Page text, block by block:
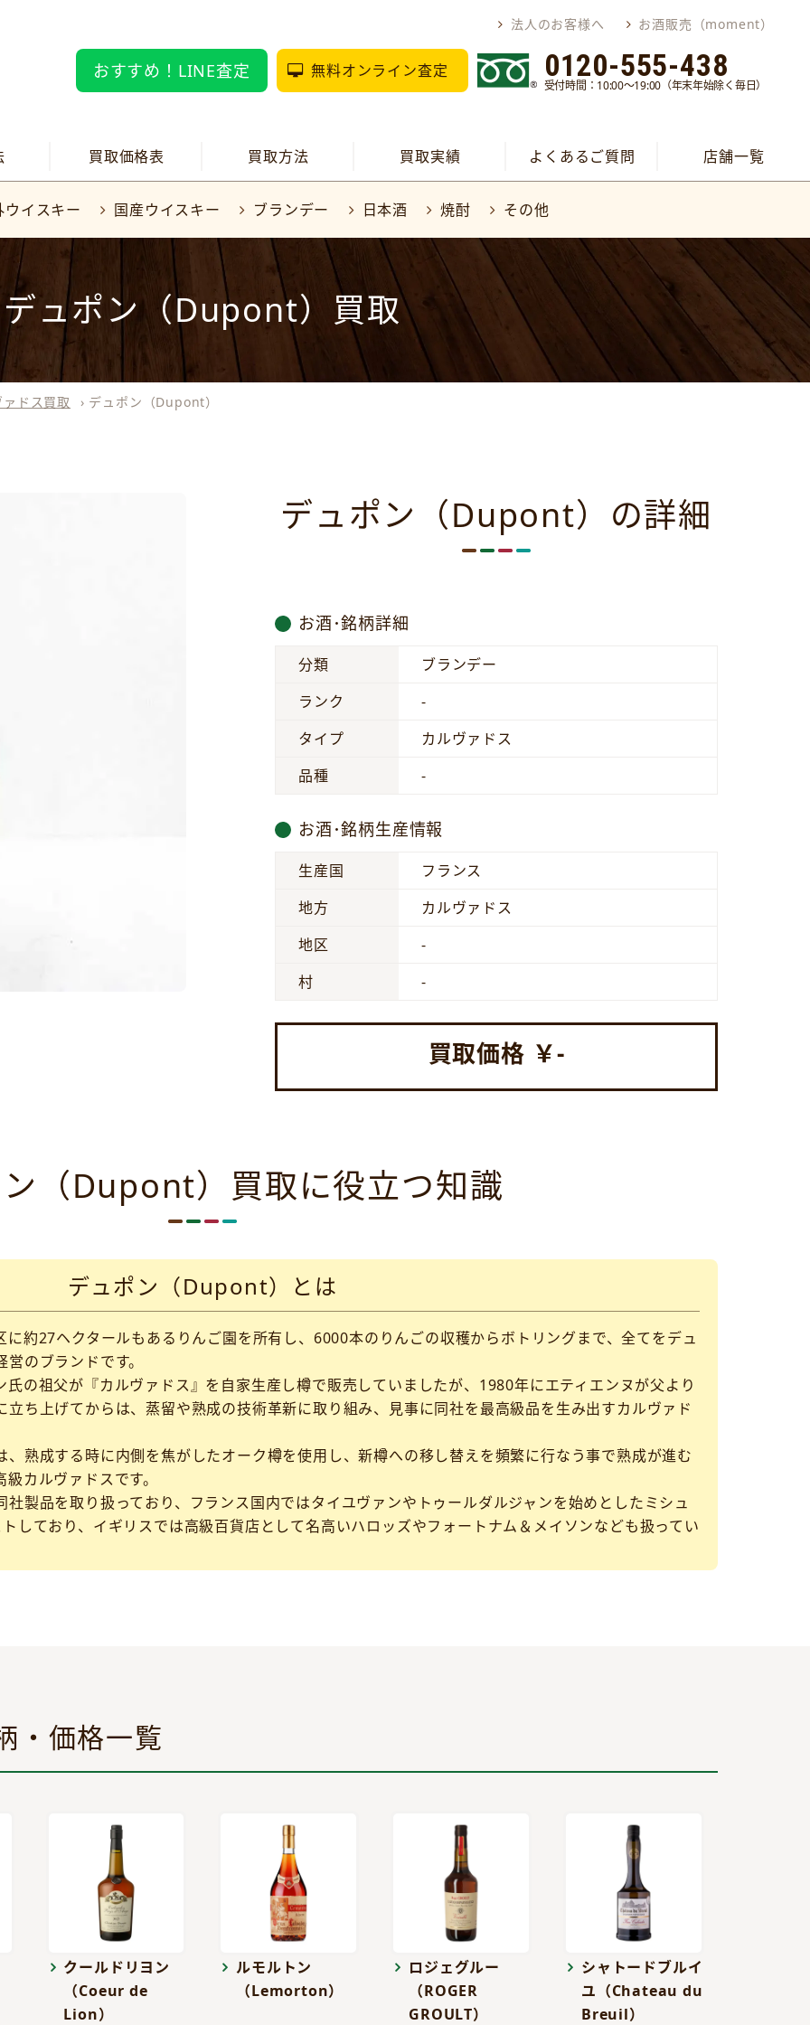
法人のお客様へ お酒販売（moment）
おすすめ！LINE査定 無料オンライン査定 0120-555-438
受付時間：10:00～19:00（年末年始除く毎日）
買取価格表 買取方法 買取実績 よくあるご質問 店舗一覧
ウイスキー 国産ウイスキー ブランデー 日本酒 焼酎 その他
デュポン（Dupont）買取
ドス買取 › デュポン（Dupont）
デュポン（Dupont）の詳細
お酒･銘柄詳細
分類
ブランデー
ランク
-
タイプ
カルヴァドス
品種
-
お酒･銘柄生産情報
生産国
フランス
地方
カルヴァドス
地区
-
村
-
買取価格 ￥-
（Dupont）買取に役立つ知識
デュポン（Dupont）とは
約27ヘクタールもあるりんご園を所有し、6000本のりんごの収穫からボトリングまで、全てをデュ
のブランドです。
の祖父が『カルヴァドス』を自家生産し樽で販売していましたが、1980年にエティエンヌが父より
ち上げてからは、蒸留や熟成の技術革新に取り組み、見事に同社を最高級品を生み出すカルヴァド
熟成する時に内側を焦がしたオーク樽を使用し、新樽への移し替えを頻繁に行なう事で熟成が進む
カルヴァドスです。
製品を取り扱っており、フランス国内ではタイユヴァンやトゥールダルジャンを始めとしたミシュ
しており、イギリスでは高級百貨店として名高いハロッズやフォートナム＆メイソンなども扱ってい
・価格一覧
クールドリヨン
（Coeur de
Lion）
ルモルトン
（Lemorton）
ロジェグルー
（ROGER
GROULT）
シャトードブルイ
ユ（Chateau du
Breuil）